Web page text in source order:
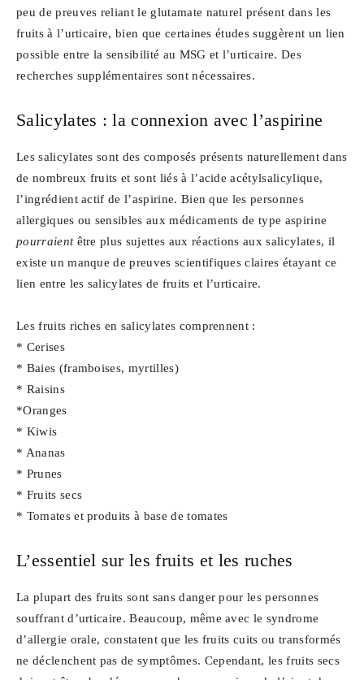
peu de preuves reliant le glutamate naturel présent dans les
fruits à l’urticaire, bien que certaines études suggèrent un lien
possible entre la sensibilité au MSG et l’urticaire. Des
recherches supplémentaires sont nécessaires.
Salicylates : la connexion avec l’aspirine
Les salicylates sont des composés présents naturellement dans
de nombreux fruits et sont liés à l’acide acétylsalicylique,
l’ingrédient actif de l’aspirine. Bien que les personnes
allergiques ou sensibles aux médicaments de type aspirine
pourraientêtre plus sujettes aux réactions aux salicylates, il
existe un manque de preuves scientifiques claires étayant ce
lien entre les salicylates de fruits et l’urticaire.
Les fruits riches en salicylates comprennent :
* Cerises
* Baies (framboises, myrtilles)
* Raisins
*Oranges
* Kiwis
* Ananas
* Prunes
* Fruits secs
* Tomates et produits à base de tomates
L’essentiel sur les fruits et les ruches
La plupart des fruits sont sans danger pour les personnes
souffrant d’urticaire. Beaucoup, même avec le syndrome
d’allergie orale, constatent que les fruits cuits ou transformés
ne déclenchent pas de symptômes. Cependant, les fruits secs